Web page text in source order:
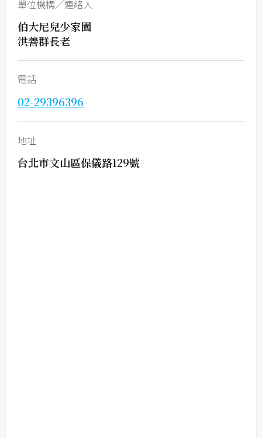
單位機構／連絡人
伯大尼兒少家園
洪善群長老
電話
02-29396396
地址
台北市文山區保儀路129號